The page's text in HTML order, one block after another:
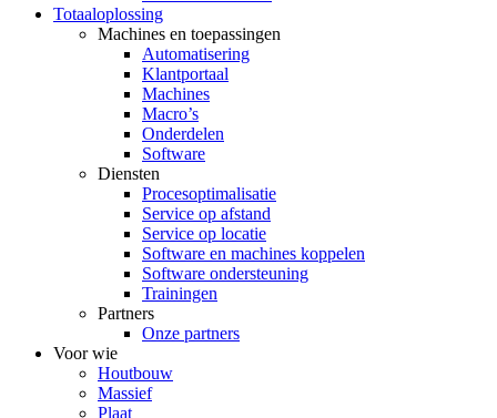
Totaaloplossing
Machines en toepassingen
Automatisering
Klantportaal
Machines
Macro’s
Onderdelen
Software
Diensten
Procesoptimalisatie
Service op afstand
Service op locatie
Software en machines koppelen
Software ondersteuning
Trainingen
Partners
Onze partners
Voor wie
Houtbouw
Massief
Plaat